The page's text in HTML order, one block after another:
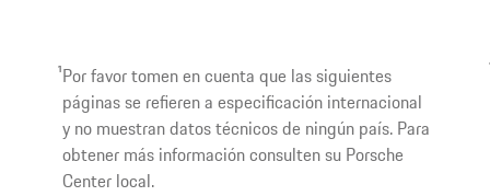
1Por favor tomen en cuenta que las siguientes
páginas se refieren a especificación internacional
y no muestran datos técnicos de ningún país. Para
obtener más información consulten su Porsche
Center local.